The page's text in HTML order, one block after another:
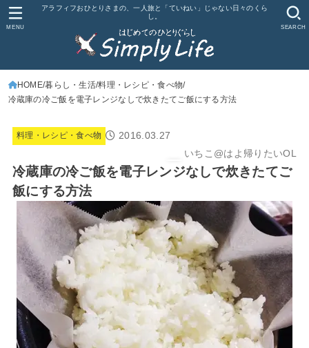
アラフィフおひとりさまの、一人旅と「ていねい」じゃない日々のくら
し。
SEARCH
MENU
HOME 暮らし・生活 料理・レシピ・食べ物
冷蔵庫の冷ご飯を電子レンジなしで炊きたてご飯にする方法
料理・レシピ・食べ物
2016.03.27
いちこ@はよ帰りたいOL
冷蔵庫の冷ご飯を電子レンジなしで炊きたてご
飯にする方法